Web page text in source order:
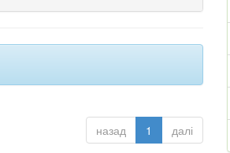
назад 1 далі